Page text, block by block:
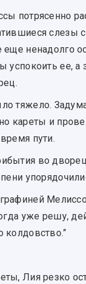
потрясенно
слезы
ненадолго
успокоить ее, а
тяжело.
кареты и
пути.
во
уже решу,
колдовство.”
Лия резко